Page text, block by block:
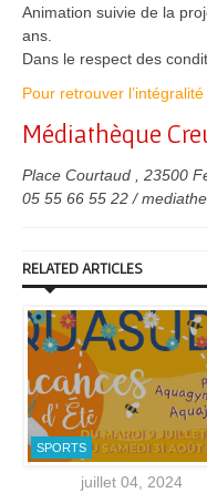
Animation suivie de la
ans.
Dans le respect des
Pour retrouver
Médiathèque
Place Courtaud , 23500
05 55 66 55 22 /
RELATED ARTICLES
SPORTS
juillet 04, 2024